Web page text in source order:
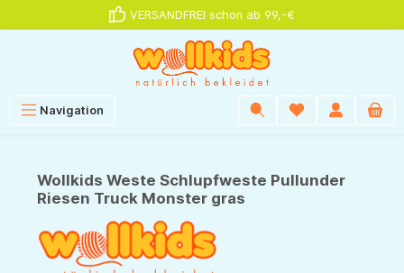
VERSANDFREI schon ab 99,-€
Navigation
Wollkids Weste Schlupfweste Pullunder
Riesen Truck Monster gras